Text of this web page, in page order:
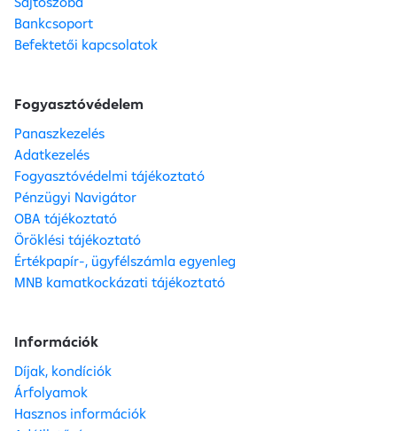
Bankcsoport
Befektetői kapcsolatok
Fogyasztóvédelem
Panaszkezelés
Adatkezelés
Fogyasztóvédelmi tájékoztató
Pénzügyi Navigátor
OBA tájékoztató
Öröklési tájékoztató
Értékpapír-, ügyfélszámla egyenleg
MNB kamatkockázati tájékoztató
Információk
Díjak, kondíciók
Árfolyamok
Hasznos információk